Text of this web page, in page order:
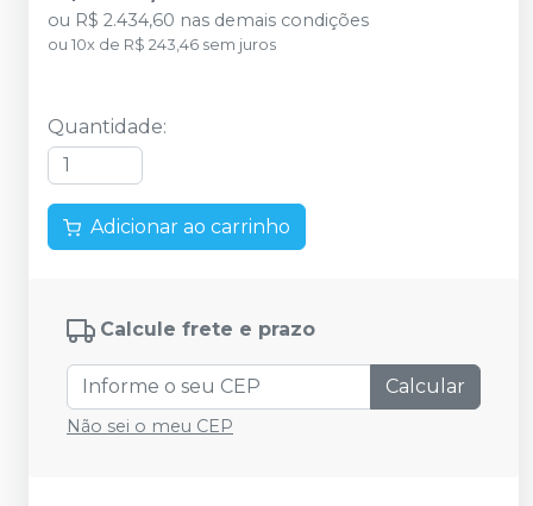
ou R$ 2.434,60 nas demais condições
ou 10x de R$ 243,46 sem juros
Quantidade:
Adicionar ao carrinho
Calcule frete e prazo
Calcular
Não sei o meu CEP